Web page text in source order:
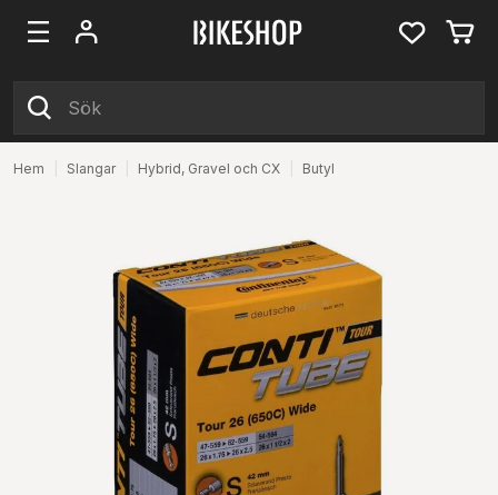
Hem Slangar Hybrid, Gravel och CX Butyl